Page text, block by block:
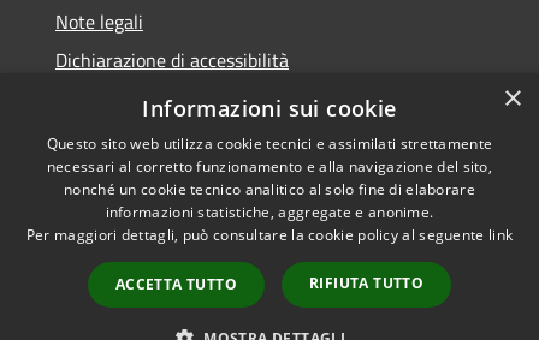
Note legali
Dichiarazione di accessibilità
Feedback accessibilità
Accessibilità
Copyright © 2026 • Città di
Lamezia Terme • Powered by
Municipium•
Accesso
redazione
×
Informazioni sui cookie
Questo sito web utilizza cookie tecnici e assimilati strettamente
necessari al corretto funzionamento e alla navigazione del sito,
nonché un cookie tecnico analitico al solo fine di elaborare
informazioni statistiche, aggregate e anonime.
Per maggiori dettagli, può consultare la cookie policy al seguente link
ACCETTA TUTTO RIFIUTA TUTTO